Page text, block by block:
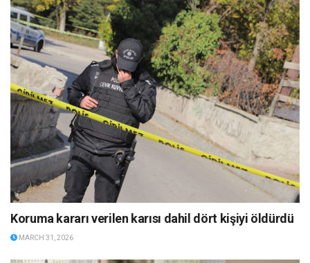
Koruma kararı verilen karısı dahil dört kişiyi öldürdü
MARCH 31, 2026